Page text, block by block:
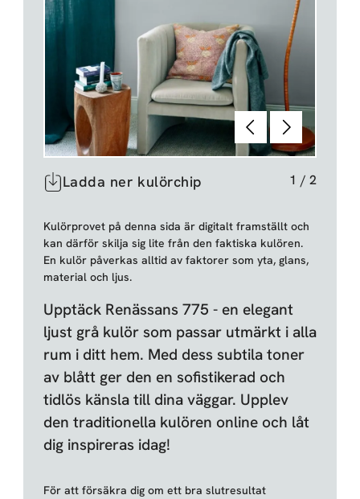
Föregående
Nästa
Ladda ner kulörchip 1 / 2
Kulörprovet på denna sida är digitalt framställt och
kan därför skilja sig lite från den faktiska kulören.
En kulör påverkas alltid av faktorer som yta, glans,
material och ljus.
Upptäck Renässans 775 - en elegant
ljust grå kulör som passar utmärkt i alla
rum i ditt hem. Med dess subtila toner
av blått ger den en sofistikerad och
tidlös känsla till dina väggar. Upplev
den traditionella kulören online och låt
dig inspireras idag!
För att försäkra dig om ett bra slutresultat